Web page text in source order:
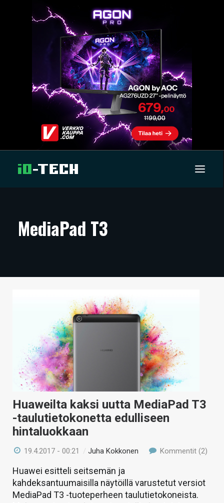
ARTIKKELIT
TECHBBS
KAUPPA
VAIHDA TEEMA
HAKU
MediaPad T3
Huaweilta kaksi uutta MediaPad T3
-taulutietokonetta edulliseen
hintaluokkaan
19.4.2017 - 00:21 /Juha Kokkonen Kommentit (2)
Huawei esitteli seitsemän ja
kahdeksantuumaisilla näytöillä varustetut versiot
MediaPad T3 -tuoteperheen taulutietokoneista.